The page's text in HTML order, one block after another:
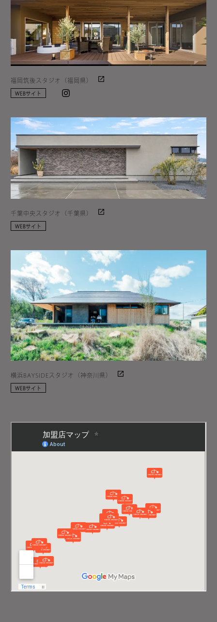
福岡筑後スタジオ（福岡県）
WEBサイト
千葉中央スタジオ（千葉県）
WEBサイト
横浜BAYSIDEスタジオ（神奈川県）
WEBサイト